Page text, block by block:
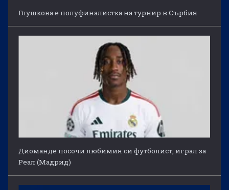
Глушкова е полуфиналистка на турнир в Сърбия
Диоманде посочи любимия си футболист, играл за
Реал (Мадрид)